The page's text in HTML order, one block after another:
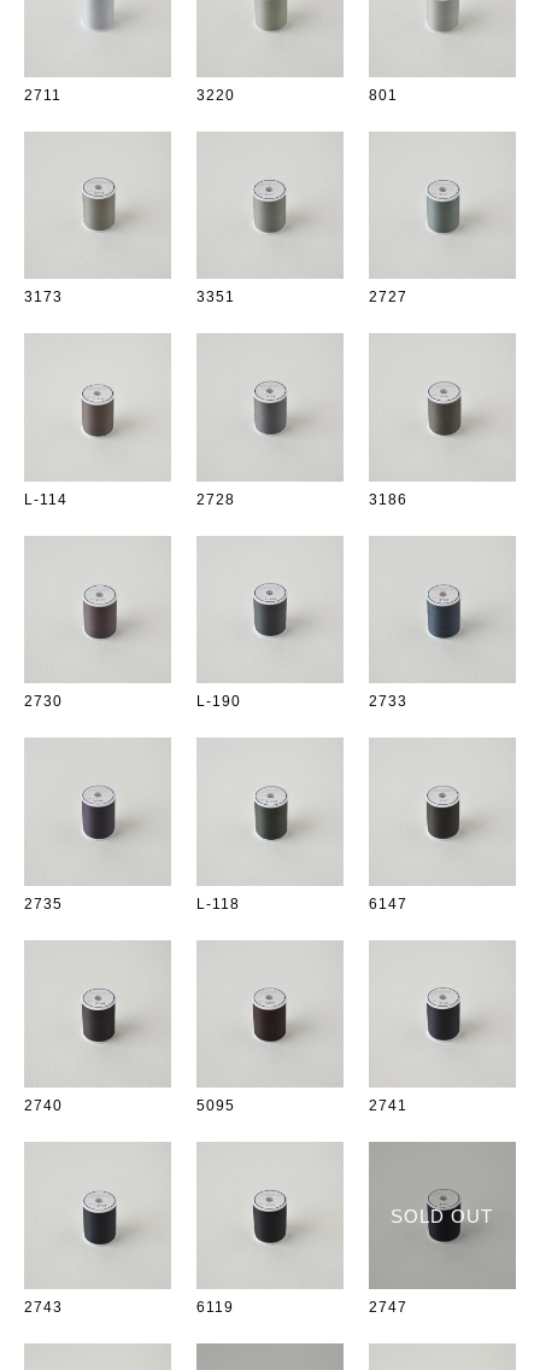
2711 3220 801
3173 3351 2727
L-114 2728 3186
2730 L-190 2733
2735 L-118 6147
2740 5095 2741
2743 6119
SOLD OUT
2747